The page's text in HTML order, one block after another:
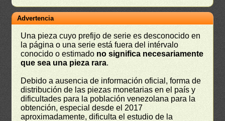
Advertencia
Una pieza cuyo prefijo de serie es desconocido en
la página o una serie está fuera del intérvalo
conocido o estimado no significa necesariamente
que sea una pieza rara.
Debido a ausencia de información oficial, forma de
distribución de las piezas monetarias en el país y
dificultades para la población venezolana para la
obtención, especial desde el 2017
aproximadamente, dificulta el estudio de la